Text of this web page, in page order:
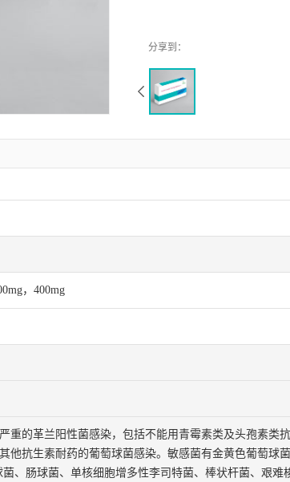
，400mg
重的革兰阳性菌感染，包括不能用青霉素类及头孢素类
他抗生素耐药的葡萄球菌感染。敏感菌有金黄色葡萄球
、肠球菌、单核细胞增多性李司特菌、棒状杆菌、艰难